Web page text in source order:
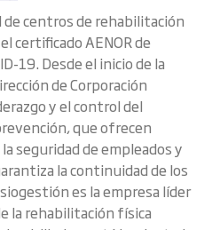
de centros de rehabilitación
certificado AENOR de
19. Desde el inicio de la
de Corporación
y el control del
que ofrecen
seguridad de empleados y
la continuidad de los
es la empresa líder
la rehabilitación física